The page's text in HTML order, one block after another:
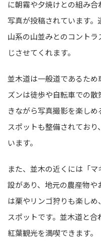
に朝霧や夕焼けとの組み
写真が投稿されています
山系の山並みとのコント
じさせてくれます。
並木道は一般道であるた
ズンは徒歩や自転車での
きながら写真撮影を楽し
スポットも整備されてお
います。
また、並木の近くには「
設があり、地元の農産物
は栗やリンゴ狩りも楽し
スポットです。並木道と
紅葉観光を満喫できます。